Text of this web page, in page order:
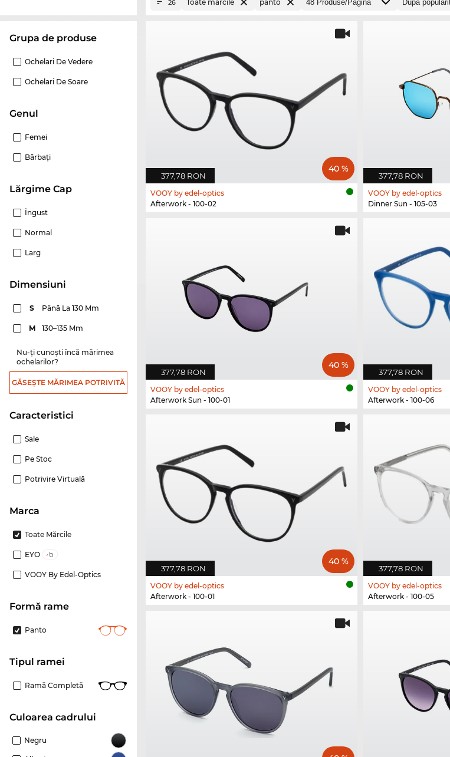
Grupa de produse
Ochelari De Vedere
Ochelari De Soare
Genul
Femei
Bărbaţi
Lărgime Cap
Îngust
Normal
Larg
dimensiuni
S Până La 130 Mm
M 130–135 Mm
Nu-ți cunoști încă mărimea
ochelarilor?
GĂSEȘTE MĂRIMEA POTRIVITĂ
Caracteristici
Sale
Pe Stoc
Potrivire Virtuală
marca
Toate Mărcile
EYO
VOOY By Edel-Optics
Formă rame
Panto
Tipul ramei
Ramă Completă
Culoarea cadrului
Negru
26 Toate mărcile panto
377,78 RON
40 %
VOOY by edel-optics
Afterwork - 100-02
377,78 RON
VOOY by edel-optics
Dinner Sun - 105-03
377,78 RON
40 %
VOOY by edel-optics
Afterwork Sun - 100-01
377,78 RON
VOOY by edel-optics
Afterwork - 100-06
377,78 RON
40 %
VOOY by edel-optics
Afterwork - 100-01
377,78 RON
VOOY by edel-optics
Afterwork - 100-05